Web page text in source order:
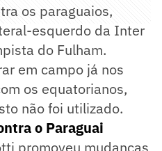
os paraguaios,
esquerdo da Inter
do Fulham.
em campo já nos
os equatorianos,
não foi utilizado.
o Paraguai
promoveu mudanças